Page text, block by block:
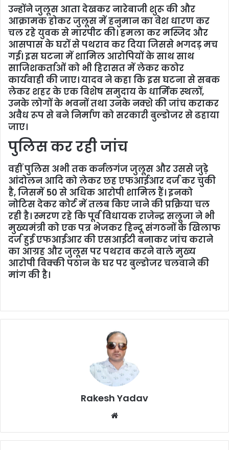
उन्होंने जुलूस आता देखकर नारेबाजी शुरू की और
आक्रामक होकर जुलूस में हनुमान का वेश धारण कर
चल रहे युवक से मारपीट की। हमला कर मस्जिद और
आसपास के घरों से पथराव कर दिया जिससे भगदड़ मच
गई। इस घटना में शामिल आरोपियों के साथ साथ
साजिशकर्ताओं को भी हिरासत में लेकर कठोर
कार्यवाही की जाए। यादव ने कहा कि इस घटना से सबक
लेकर शहर के एक विशेष समुदाय के धार्मिक स्थलों,
उनके लोगों के भवनों तथा उनके नक्शे की जांच कराकर
अवैध रूप से बने निर्माण को सरकारी बुल्डोजर से ढहाया
जाए।
पुलिस कर रही जांच
वहीं पुलिस अभी तक कर्नलगंज जुलूस और उससे जुड़े
आंदोलन आदि को लेकर छह एफआईआर दर्ज कर चुकी
है, जिसमें 50 से अधिक आरोपी शामिल हैं। इनको
नोटिस देकर कोर्ट में तलब किए जाने की प्रक्रिया चल
रही है। स्मरण रहे कि पूर्व विधायक राजेन्द्र सलूजा ने भी
मुख्यमंत्री को एक पत्र भेजकर हिन्दू संगठनों के खिलाफ
दर्ज हुई एफआईआर की एसआईटी बनाकर जांच कराने
का आग्रह और जुलूस पर पथराव करने वाले मुख्य
आरोपी विक्की पठान के घर पर बुल्डोजर चलवाने की
मांग की है।
Rakesh Yadav
b